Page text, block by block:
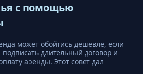
с помощью
может обойтись дешевле, если
подписать длительный договор и
аренды. Этот совет дал